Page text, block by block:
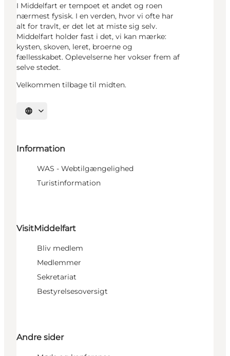
I Middelfart er tempoet et andet og roen
nærmest fysisk. I en verden, hvor vi ofte har
alt for travlt, er det let at miste sig selv.
Middelfart holder fast i det, vi kan mærke:
kysten, skoven, leret, broerne og
fællesskabet. Oplevelserne her vokser frem af
selve stedet.
Velkommen tilbage til midten.
Vælg sprog
Information
WAS - Webtilgængelighed
Turistinformation
VisitMiddelfart
Bliv medlem
Medlemmer
Sekretariat
Bestyrelsesoversigt
Andre sider